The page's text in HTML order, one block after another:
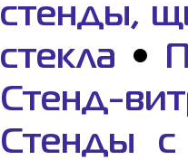
стенды,
стекла •
Стенд-
Стенды с